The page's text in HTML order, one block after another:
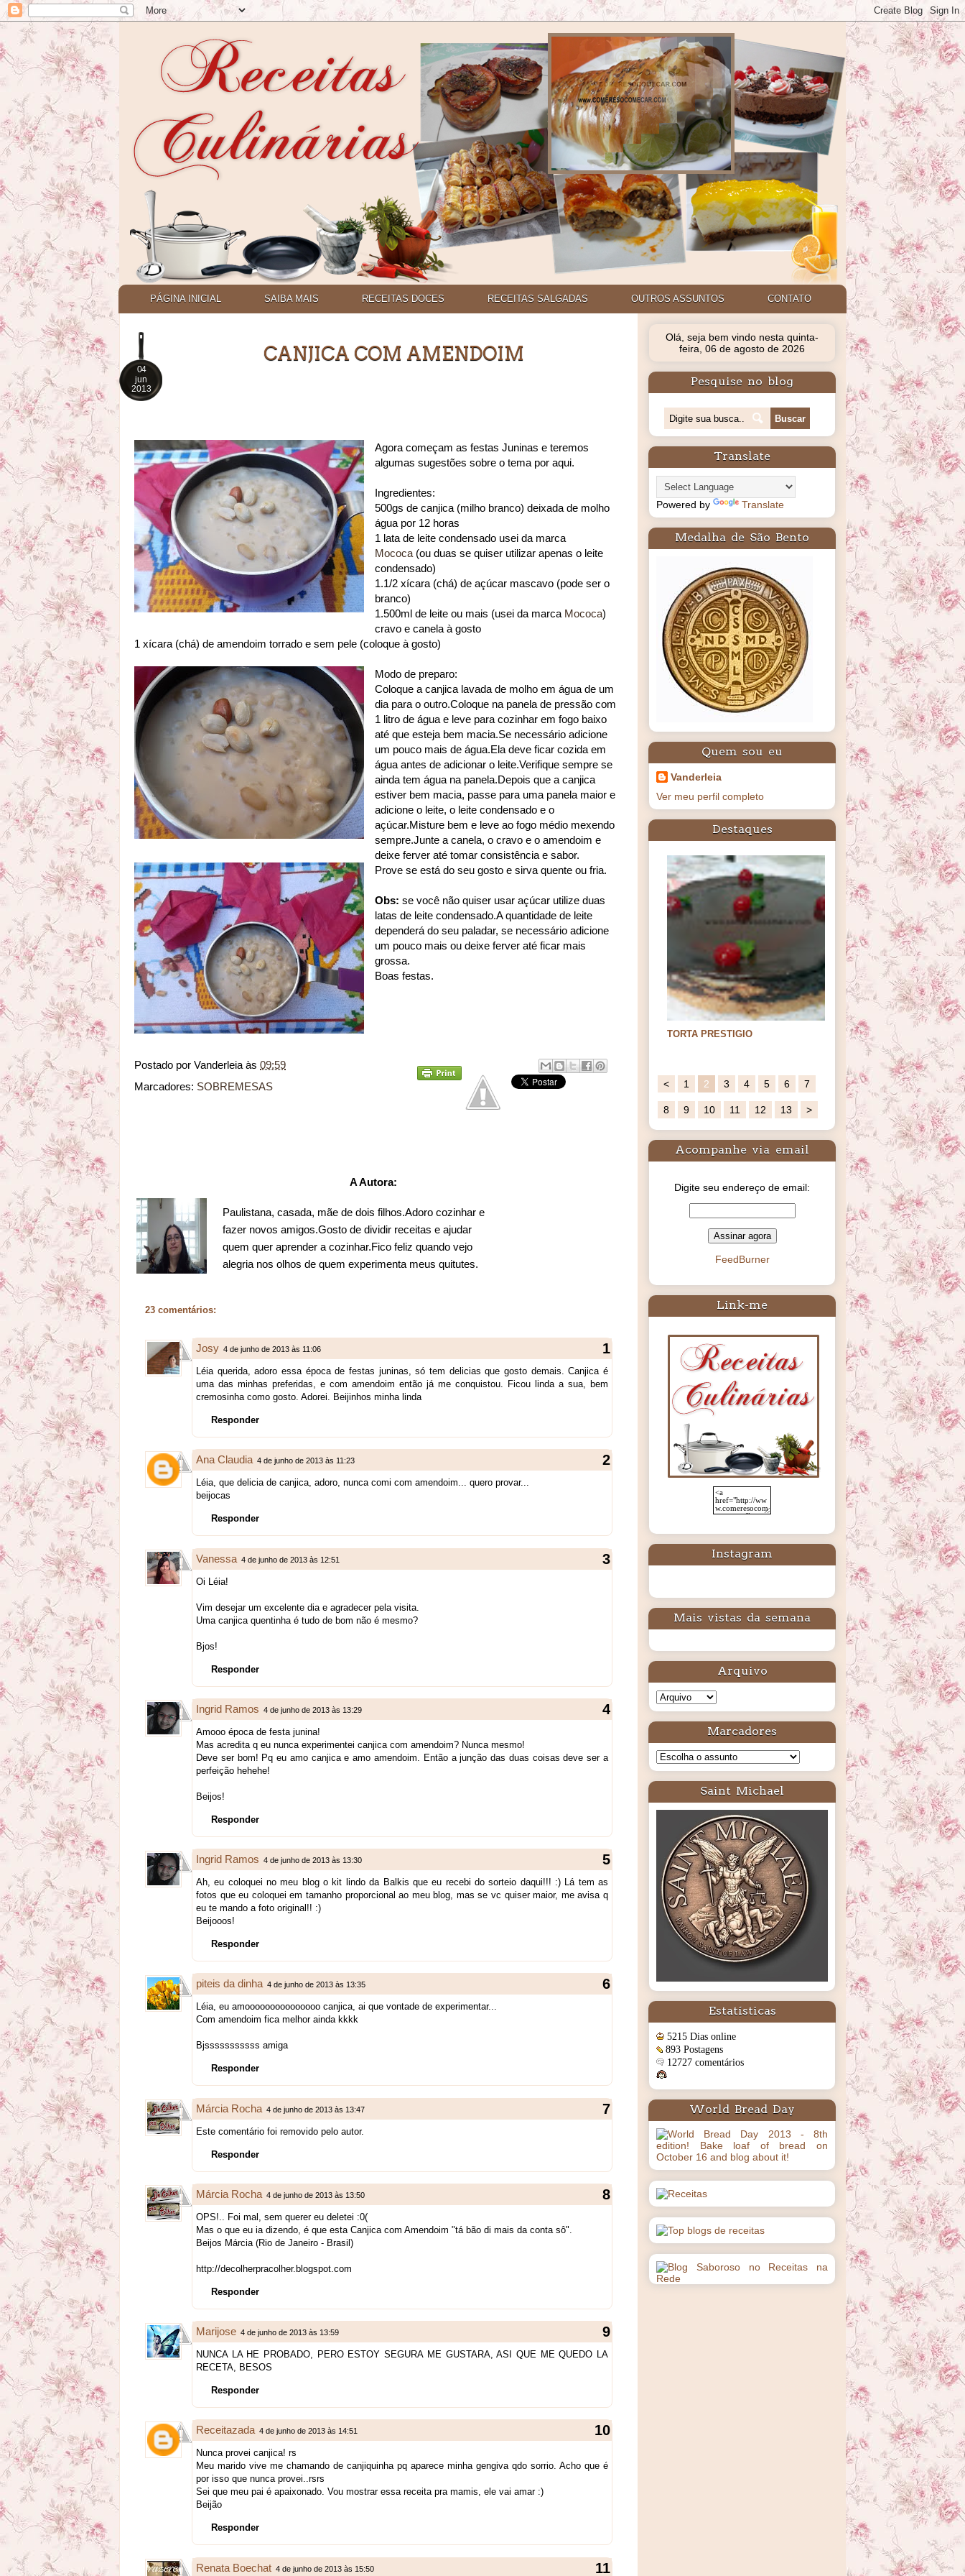
PÁGINA INICIAL SAIBA MAIS RECEITAS DOCES RECEITAS SALGADAS OUTROS ASSUNTOS CONTATO
04
jun
2013
CANJICA COM AMENDOIM
Agora começam as festas Juninas e teremos
algumas sugestões sobre o tema por aqui.
Ingredientes:
500gs de canjica (milho branco) deixada de molho
água por 12 horas
1 lata de leite condensado usei da marca
Mococa (ou duas se quiser utilizar apenas o leite
condensado)
1.1/2 xícara (chá) de açúcar mascavo (pode ser o
branco)
1.500ml de leite ou mais (usei da marca Mococa)
cravo e canela à gosto
1 xícara (chá) de amendoim torrado e sem pele (coloque à gosto)
Modo de preparo:
Coloque a canjica lavada de molho em água de um
dia para o outro.Coloque na panela de pressão com
1 litro de água e leve para cozinhar em fogo baixo
até que esteja bem macia.Se necessário adicione
um pouco mais de água.Ela deve ficar cozida em
água antes de adicionar o leite.Verifique sempre se
ainda tem água na panela.Depois que a canjica
estiver bem macia, passe para uma panela maior e
adicione o leite, o leite condensado e o
açúcar.Misture bem e leve ao fogo médio mexendo
sempre.Junte a canela, o cravo e o amendoim e
deixe ferver até tomar consistência e sabor.
Prove se está do seu gosto e sirva quente ou fria.
Obs: se você não quiser usar açúcar utilize duas
latas de leite condensado.A quantidade de leite
dependerá do seu paladar, se necessário adicione
um pouco mais ou deixe ferver até ficar mais
grossa.
Boas festas.
Postado por Vanderleia às 09:59
Marcadores: SOBREMESAS
A Autora:
Paulistana, casada, mãe de dois filhos.Adoro cozinhar e
fazer novos amigos.Gosto de dividir receitas e ajudar
quem quer aprender a cozinhar.Fico feliz quando vejo
alegria nos olhos de quem experimenta meus quitutes.
23 comentários:
Josy 4 de junho de 2013 às 11:06
Léia querida, adoro essa época de festas juninas, só tem delicias que gosto demais. Canjica é
uma das minhas preferidas, e com amendoim então já me conquistou. Ficou linda a sua, bem
cremosinha como gosto. Adorei. Beijinhos minha linda
Responder
Ana Claudia 4 de junho de 2013 às 11:23
Léia, que delicia de canjica, adoro, nunca comi com amendoim... quero provar...
beijocas
Responder
Vanessa 4 de junho de 2013 às 12:51
Oi Léia!
Vim desejar um excelente dia e agradecer pela visita.
Uma canjica quentinha é tudo de bom não é mesmo?
Bjos!
Responder
Ingrid Ramos 4 de junho de 2013 às 13:29
Amooo época de festa junina!
Mas acredita q eu nunca experimentei canjica com amendoim? Nunca mesmo!
Deve ser bom! Pq eu amo canjica e amo amendoim. Então a junção das duas coisas deve ser a
perfeição hehehe!
Beijos!
Responder
Ingrid Ramos 4 de junho de 2013 às 13:30
Ah, eu coloquei no meu blog o kit lindo da Balkis que eu recebi do sorteio daqui!!! :) Lá tem as
fotos que eu coloquei em tamanho proporcional ao meu blog, mas se vc quiser maior, me avisa q
eu te mando a foto original!! :)
Beijooos!
Responder
piteis da dinha 4 de junho de 2013 às 13:35
Léia, eu amooooooooooooooo canjica, ai que vontade de experimentar...
Com amendoim fica melhor ainda kkkk
Bjsssssssssss amiga
Responder
Márcia Rocha 4 de junho de 2013 às 13:47
Este comentário foi removido pelo autor.
Responder
Márcia Rocha 4 de junho de 2013 às 13:50
OPS!.. Foi mal, sem querer eu deletei :0(
Mas o que eu ia dizendo, é que esta Canjica com Amendoim "tá bão di mais da conta sô".
Beijos Márcia (Rio de Janeiro - Brasil)
http://decolherpracolher.blogspot.com
Responder
Marijose 4 de junho de 2013 às 13:59
NUNCA LA HE PROBADO, PERO ESTOY SEGURA ME GUSTARA, ASI QUE ME QUEDO LA
RECETA, BESOS
Responder
Receitazada 4 de junho de 2013 às 14:51
Nunca provei canjica! rs
Meu marido vive me chamando de canjiquinha pq aparece minha gengiva qdo sorrio. Acho que é
por isso que nunca provei..rsrs
Sei que meu pai é apaixonado. Vou mostrar essa receita pra mamis, ele vai amar :)
Beijão
Responder
Renata Boechat 4 de junho de 2013 às 15:50
Olá, seja bem vindo nesta quinta-
feira, 06 de agosto de 2026
Pesquise no blog
Translate
Powered by Translate
Medalha de São Bento
Quem sou eu
Vanderleia
Ver meu perfil completo
Destaques
TORTA PRESTIGIO
< 1 2 3 4 5 6 7
8 9 10 11 12 13 >
Acompanhe via email
Digite seu endereço de email:
FeedBurner
Link-me
Instagram
Mais vistas da semana
Arquivo
Marcadores
Saint Michael
Estatísticas
5215 Dias online
893 Postagens
12727 comentários
World Bread Day